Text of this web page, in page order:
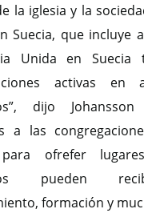
la iglesia y la
Suecia, que incluye
Unida en Suecia
activas
dijo
a las
para ofrefer
pueden
formación y